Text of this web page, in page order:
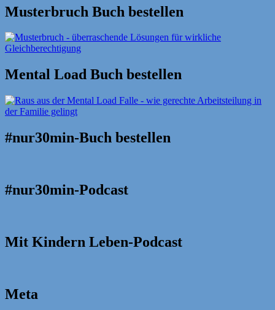
Musterbruch Buch bestellen
Mental Load Buch bestellen
#nur30min-Buch bestellen
#nur30min-Podcast
Mit Kindern Leben-Podcast
Meta